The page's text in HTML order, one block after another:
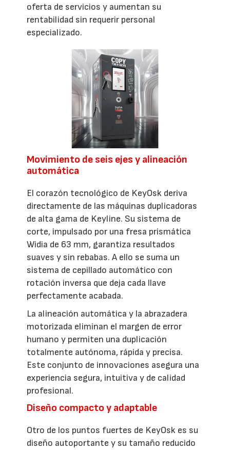
oferta de servicios y aumentan su
rentabilidad sin requerir personal
especializado.
Movimiento de seis ejes y alineación
automática
El corazón tecnológico de KeyOsk deriva
directamente de las máquinas duplicadoras
de alta gama de Keyline. Su sistema de
corte, impulsado por una fresa prismática
Widia de 63 mm, garantiza resultados
suaves y sin rebabas. A ello se suma un
sistema de cepillado automático con
rotación inversa que deja cada llave
perfectamente acabada.
La alineación automática y la abrazadera
motorizada eliminan el margen de error
humano y permiten una duplicación
totalmente autónoma, rápida y precisa.
Este conjunto de innovaciones asegura una
experiencia segura, intuitiva y de calidad
profesional.
Diseño compacto y adaptable
Otro de los puntos fuertes de KeyOsk es su
diseño autoportante y su tamaño reducido